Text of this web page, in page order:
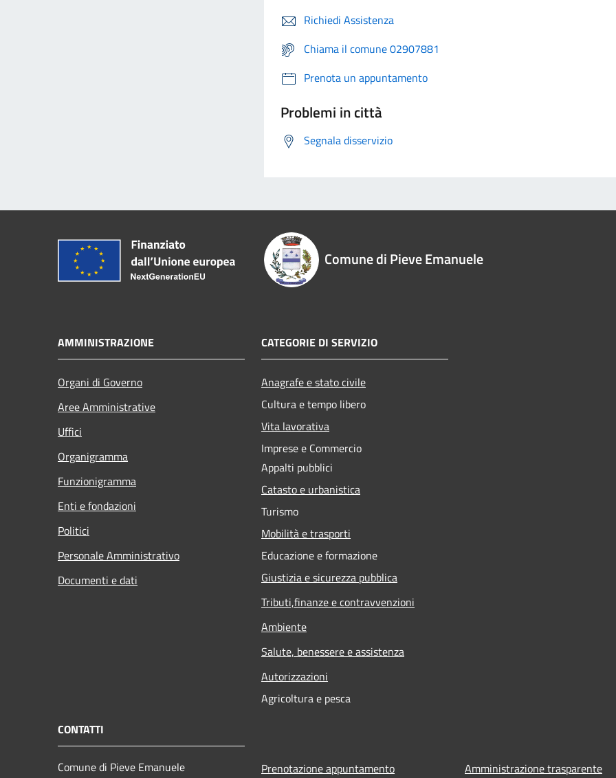
Richiedi Assistenza
Chiama il comune 02907881
Prenota un appuntamento
Problemi in città
Segnala disservizio
Comune di Pieve Emanuele
AMMINISTRAZIONE
Organi di Governo
Aree Amministrative
Uffici
Organigramma
Funzionigramma
Enti e fondazioni
Politici
Personale Amministrativo
Documenti e dati
CATEGORIE DI SERVIZIO
Anagrafe e stato civile
Cultura e tempo libero
Vita lavorativa
Imprese e Commercio
Appalti pubblici
Catasto e urbanistica
Turismo
Mobilità e trasporti
Educazione e formazione
Giustizia e sicurezza pubblica
Tributi,finanze e contravvenzioni
Ambiente
Salute, benessere e assistenza
Autorizzazioni
Agricoltura e pesca
CONTATTI
Comune di Pieve Emanuele
Prenotazione appuntamento Amministrazione trasparente